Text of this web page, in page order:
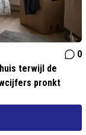
0
terwijl de
pronkt